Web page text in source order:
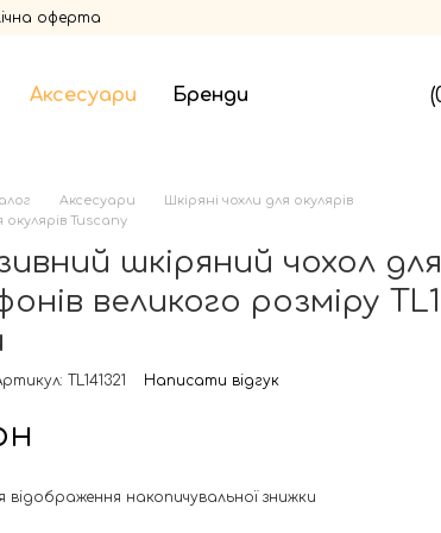
оферта
Аксесуари Бренди
Аксесуари
Шкіряні чохли для окулярів
окулярів Tuscany
шкіряний чохол
великого розміру
TL141321 Написати відгук
відображення накопичувальної знижки